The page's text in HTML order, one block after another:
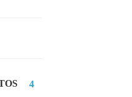
4
a la Ingeniería